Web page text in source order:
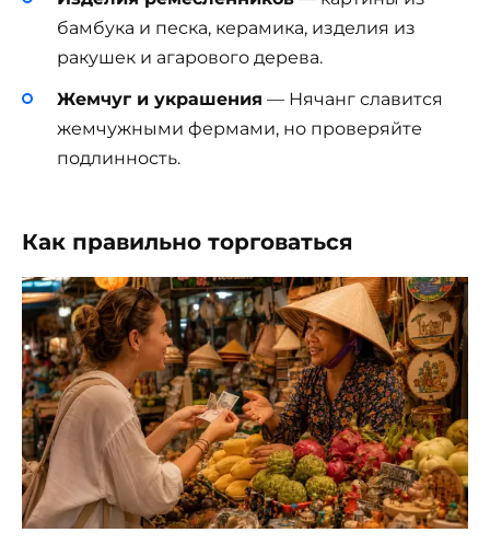
бамбука и песка, керамика, изделия из
ракушек и агарового дерева.
Жемчуг и украшения — Нячанг славится
жемчужными фермами, но проверяйте
подлинность.
Как правильно торговаться